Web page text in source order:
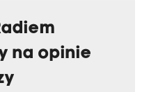
na opinie